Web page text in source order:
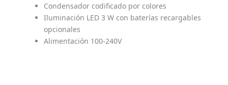
Condensador codificado por colores
Iluminación LED 3 W con baterías recargables
opcionales
Alimentación 100-240V